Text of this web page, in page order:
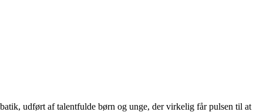
udført af talentfulde børn og unge, der virkelig får pulsen til at